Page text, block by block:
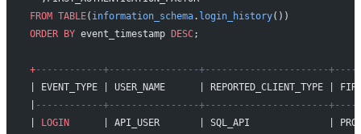
FROM TABLE( information_schema. login_history())
ORDER BY event_timestamp DESC;
+------------+----------------+----------------------
| EVENT_TYPE | USER_NAME      | REPORTED_CLIENT_TYPE |
------------+----------------+----------------------
LOGIN
| API_USER       | SQL_API              |